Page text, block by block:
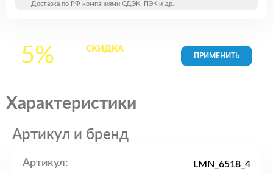
Доставка по РФ компаниями СДЭК, ПЭК и др.
5% СКИДКАна все
Характеристики
Артикул и бренд
Артикул: LMN_6518_4